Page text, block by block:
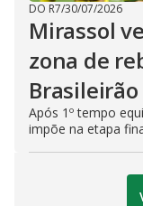
DO R7/30/07/2026
Mirassol
zona de
Brasileirão
Após 1º tempo
impõe na etapa